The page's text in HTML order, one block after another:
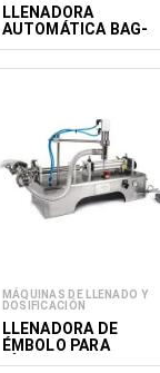
LLENADORA
AUTOMÁTICA BAG-
IN-BOX BIB
MÁQUINAS DE LLENADO Y
DOSIFICACIÓN
LLENADORA DE
ÉMBOLO PARA
LÍQUIDOS 10-100 ML